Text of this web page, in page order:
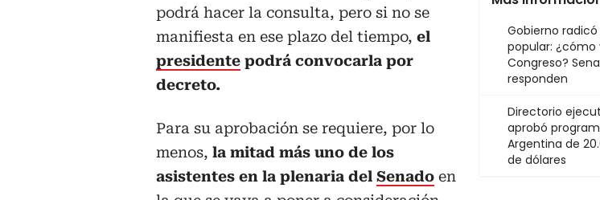
Gobierno
popular: ¿cómo
Congreso?
responden
Directorio
aprobó
Argentina de
de dólares
podrá hacer la consulta, pero si no se
manifiesta en ese plazo del tiempo, el
presidente podrá convocarla por
decreto.
Para su aprobación se requiere, por lo
menos, la mitad más uno de los
asistentes en la plenaria del Senado en